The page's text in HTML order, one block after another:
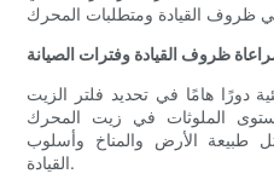
ظروف القيادة وفترات الصيانة
دورًا هامًا في تحديد فلتر الزيت
الملوثات في زيت المحرك
طبيعة الأرض والمناخ وأسلوب
القيادة.